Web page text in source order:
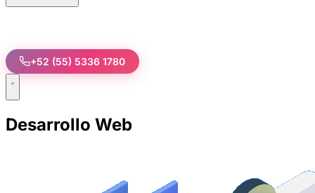
+52 (55) 5336 1780
Desarrollo Web